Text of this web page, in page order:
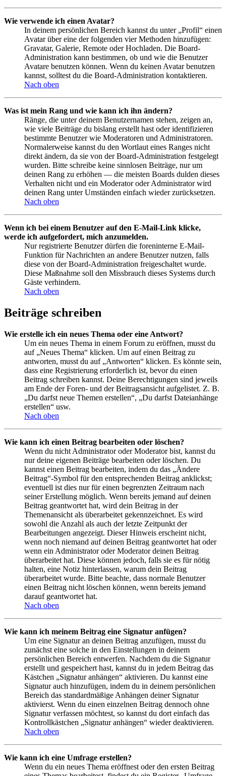
Wie verwende ich einen Avatar?
In deinem persönlichen Bereich kannst du unter „Profil“ einen
Avatar über eine der folgenden vier Methoden hinzufügen:
Gravatar, Galerie, Remote oder Hochladen. Die Board-
Administration kann bestimmen, ob und wie die Benutzer
Avatare benutzen können. Wenn du keinen Avatar benutzen
kannst, solltest du die Board-Administration kontaktieren.
Nach oben
Was ist mein Rang und wie kann ich ihn ändern?
Ränge, die unter deinem Benutzernamen stehen, zeigen an,
wie viele Beiträge du bislang erstellt hast oder identifizieren
bestimmte Benutzer wie Moderatoren und Administratoren.
Normalerweise kannst du den Wortlaut eines Ranges nicht
direkt ändern, da sie von der Board-Administration festgelegt
wurden. Bitte schreibe keine sinnlosen Beiträge, nur um
deinen Rang zu erhöhen — die meisten Boards dulden dieses
Verhalten nicht und ein Moderator oder Administrator wird
deinen Rang unter Umständen einfach wieder zurücksetzen.
Nach oben
Wenn ich bei einem Benutzer auf den E-Mail-Link klicke,
werde ich aufgefordert, mich anzumelden.
Nur registrierte Benutzer dürfen die foreninterne E-Mail-
Funktion für Nachrichten an andere Benutzer nutzen, falls
diese von der Board-Administration freigeschaltet wurde.
Diese Maßnahme soll den Missbrauch dieses Systems durch
Gäste verhindern.
Nach oben
Beiträge schreiben
Wie erstelle ich ein neues Thema oder eine Antwort?
Um ein neues Thema in einem Forum zu eröffnen, musst du
auf „Neues Thema“ klicken. Um auf einen Beitrag zu
antworten, musst du auf „Antworten“ klicken. Es könnte sein,
dass eine Registrierung erforderlich ist, bevor du einen
Beitrag schreiben kannst. Deine Berechtigungen sind jeweils
am Ende der Foren- und der Beitragsansicht aufgelistet. Z. B.
„Du darfst neue Themen erstellen“, „Du darfst Dateianhänge
erstellen“ usw.
Nach oben
Wie kann ich einen Beitrag bearbeiten oder löschen?
Wenn du nicht Administrator oder Moderator bist, kannst du
nur deine eigenen Beiträge bearbeiten oder löschen. Du
kannst einen Beitrag bearbeiten, indem du das „Ändere
Beitrag“-Symbol für den entsprechenden Beitrag anklickst;
eventuell ist dies nur für einen begrenzten Zeitraum nach
seiner Erstellung möglich. Wenn bereits jemand auf deinen
Beitrag geantwortet hat, wird dein Beitrag in der
Themenansicht als überarbeitet gekennzeichnet. Es wird
sowohl die Anzahl als auch der letzte Zeitpunkt der
Bearbeitungen angezeigt. Dieser Hinweis erscheint nicht,
wenn noch niemand auf deinen Beitrag geantwortet hat oder
wenn ein Administrator oder Moderator deinen Beitrag
überarbeitet hat. Diese können jedoch, falls sie es für nötig
halten, eine Notiz hinterlassen, warum dein Beitrag
überarbeitet wurde. Bitte beachte, dass normale Benutzer
einen Beitrag nicht löschen können, wenn bereits jemand
darauf geantwortet hat.
Nach oben
Wie kann ich meinem Beitrag eine Signatur anfügen?
Um eine Signatur an deinen Beitrag anzufügen, musst du
zunächst eine solche in den Einstellungen in deinem
persönlichen Bereich entwerfen. Nachdem du die Signatur
erstellt und gespeichert hast, kannst du in jedem Beitrag das
Kästchen „Signatur anhängen“ aktivieren. Du kannst eine
Signatur auch hinzufügen, indem du in deinem persönlichen
Bereich das standardmäßige Anhängen deiner Signatur
aktivierst. Wenn du einen einzelnen Beitrag dennoch ohne
Signatur verfassen möchtest, so kannst du dort einfach das
Kontrollkästchen „Signatur anhängen“ wieder deaktivieren.
Nach oben
Wie kann ich eine Umfrage erstellen?
Wenn du ein neues Thema eröffnest oder den ersten Beitrag